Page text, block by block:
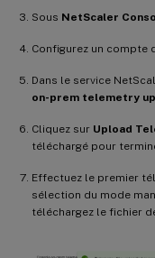
Sous NetScaler
Configurez un compte
Dans le service
on-prem telemetry
Cliquez sur Upload
téléchargé pour
Effectuez le premier
sélection du mode
téléchargez le fichier